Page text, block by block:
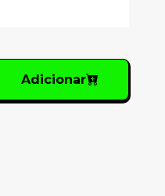
Adicionar